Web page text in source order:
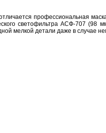
профессиональная
светофильтра АСФ-707
мелкой детали даже в случае